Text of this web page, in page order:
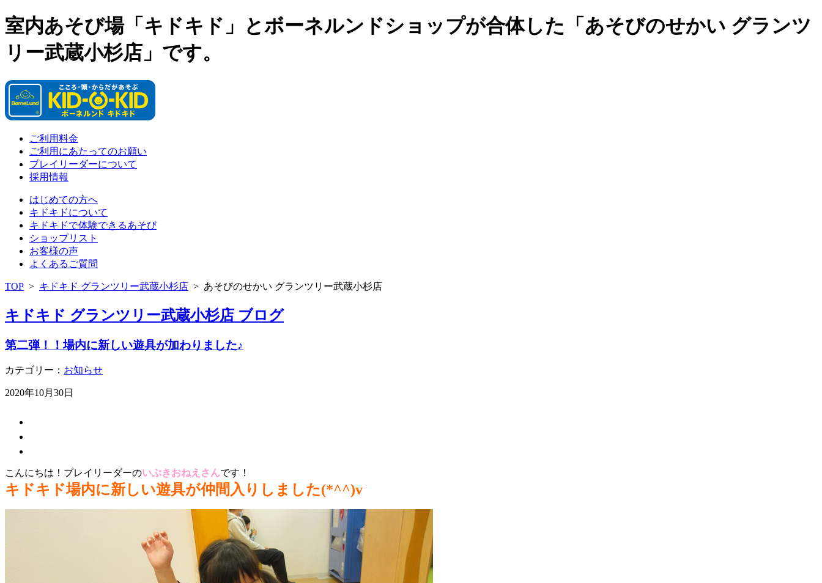
室内あそび場「キドキド」とボーネルンドショップが合体した「あそびのせかい グランツ
リー武蔵小杉店」です。
ご利用料金
ご利用にあたってのお願い
プレイリーダーについて
採用情報
はじめての方へ
キドキドについて
キドキドで体験できるあそび
ショップリスト
お客様の声
よくあるご質問
TOP > キドキド グランツリー武蔵小杉店 > あそびのせかい グランツリー武蔵小杉店
キドキド グランツリー武蔵小杉店 ブログ
第二弾！！場内に新しい遊具が加わりました♪
カテゴリー： お知らせ
2020年10月30日
こんにちは！プレイリーダーのいぶきおねえさんです！
キドキド場内に新しい遊具が仲間入りしました(*^^)v